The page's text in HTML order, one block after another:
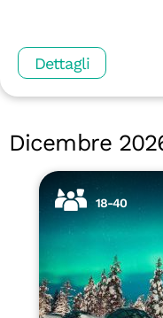
Dettagli
Dicembre
18-40